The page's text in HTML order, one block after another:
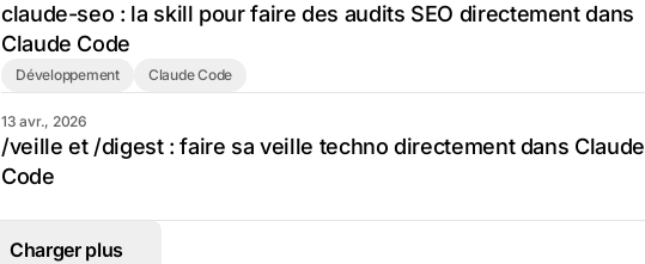
claude-seo : la skill pour faire des audits SEO directement dans
Claude Code
Développement Claude Code
13 avr., 2026
/veille et /digest : faire sa veille techno directement dans Claude
Code
Charger plus